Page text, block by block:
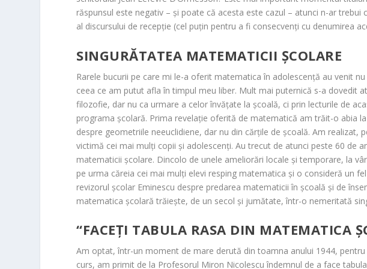
răspunsul este negativ – și poate că acesta este cazul – atunci n-ar
al discursului de recepție (cel puțin pentru a fi consecvenți cu denumirea
SINGURĂTATEA MATEMATICII ȘCOLARE
Rarele bucurii pe care mi le-a oferit matematica în adolescență au venit
ceea ce am putut afla în timpul meu liber. Mult mai puternică s-a dovedit
filozofie, dar nu ca urmare a celor învățate la școală, ci prin lecturile de
programa școlară. Prima revelație oferită de matematică am trăit-o abia
despre geometriile neeuclidiene, dar nu din cărțile de școală. Am realizat,
victimă cei mai mulți copii și adolescenți. Au trecut de atunci peste 60 de
matematicii școlare. Dincolo de unele ameliorări locale și temporare, la
pe urma căreia cei mai mulți elevi resping matematica și o consideră un
revizorul școlar Eminescu despre predarea matematicii în școală și de
matematica școlară trăiește, de un secol și jumătate, într-o nemeritată
“FACEȚI TABULA RASA DIN MATEMATICA
Am optat, într-un moment de mare derută din toamna anului 1944,
curs, am primit de la Profesorul Miron Nicolescu îndemnul de a face